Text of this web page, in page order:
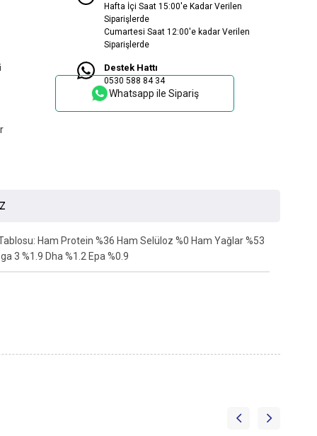
Hafta İçi Saat 15:00'e Kadar Verilen
Siparişlerde
Cumartesi Saat 12:00'e kadar Verilen
Siparişlerde
Destek Hattı
0530 588 84 34
Whatsapp ile Sipariş
Ham Protein %36 Ham Selüloz %0 Ham Yağlar %53
3 %1.9 Dha %1.2 Epa %0.9